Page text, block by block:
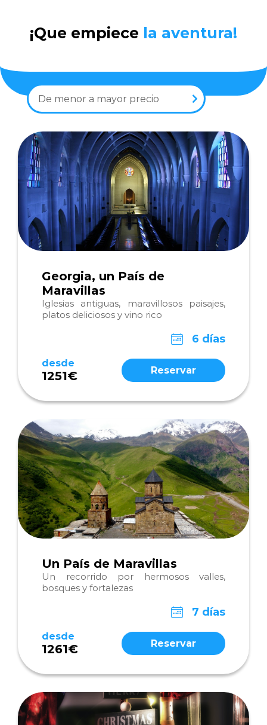
¡Que empiece la aventura!
De menor a mayor precio
Georgia, un País de
Maravillas
Iglesias antiguas, maravillosos paisajes,
platos deliciosos y vino rico
6 días
desde
1251€ Reservar
Un País de Maravillas
Un recorrido por hermosos valles,
bosques y fortalezas
7 días
desde
1261€ Reservar